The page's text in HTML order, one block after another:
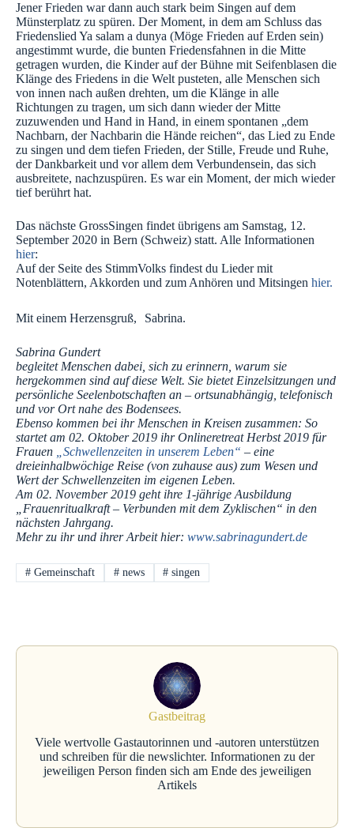
Jener Frieden war dann auch stark beim Singen auf dem
Münsterplatz zu spüren. Der Moment, in dem am Schluss das
Friedenslied Ya salam a dunya (Möge Frieden auf Erden sein)
angestimmt wurde, die bunten Friedensfahnen in die Mitte
getragen wurden, die Kinder auf der Bühne mit Seifenblasen die
Klänge des Friedens in die Welt pusteten, alle Menschen sich
von innen nach außen drehten, um die Klänge in alle
Richtungen zu tragen, um sich dann wieder der Mitte
zuzuwenden und Hand in Hand, in einem spontanen „dem
Nachbarn, der Nachbarin die Hände reichen“, das Lied zu Ende
zu singen und dem tiefen Frieden, der Stille, Freude und Ruhe,
der Dankbarkeit und vor allem dem Verbundensein, das sich
ausbreitete, nachzuspüren. Es war ein Moment, der mich wieder
tief berührt hat.
Das nächste GrossSingen findet übrigens am Samstag, 12.
September 2020 in Bern (Schweiz) statt. Alle Informationen
hier:
Auf der Seite des StimmVolks findest du Lieder mit
Notenblättern, Akkorden und zum Anhören und Mitsingen hier.
Mit einem Herzensgruß, Sabrina.
Sabrina Gundert
begleitet Menschen dabei, sich zu erinnern, warum sie
hergekommen sind auf diese Welt. Sie bietet Einzelsitzungen und
persönliche Seelenbotschaften an – ortsunabhängig, telefonisch
und vor Ort nahe des Bodensees.
Ebenso kommen bei ihr Menschen in Kreisen zusammen: So
startet am 02. Oktober 2019 ihr Onlineretreat Herbst 2019 für
Frauen
„Schwellenzeiten in unserem Leben“ – eine
dreieinhalbwöchige Reise (von zuhause aus) zum Wesen und
Wert der Schwellenzeiten im eigenen Leben.
Am 02. November 2019 geht ihre 1-jährige Ausbildung
„Frauenritualkraft – Verbunden mit dem Zyklischen“ in den
nächsten Jahrgang.
Mehr zu ihr und ihrer Arbeit hier: www.sabrinagundert.de
#Gemeinschaft #news # singen
Gastbeitrag
Viele wertvolle Gastautorinnen und -autoren unterstützen
und schreiben für die newslichter. Informationen zu der
jeweiligen Person finden sich am Ende des jeweiligen
Artikels